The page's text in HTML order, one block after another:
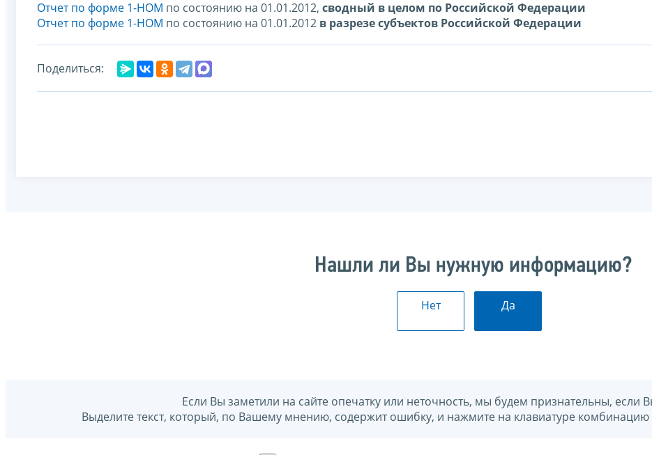
Отчет по форме 1-НОМ по состоянию на 01.01.2012, сводный в целом по Российской Федерации
Отчет по форме 1-НОМ по состоянию на 01.01.2012 в разрезе субъектов Российской Федерации
Поделиться:
Нашли ли Вы нужную информацию?
Нет Да
Если Вы заметили на сайте опечатку или неточность, мы будем признательны, если
Выделите текст, который, по Вашему мнению, содержит ошибку, и нажмите на клавиатуре